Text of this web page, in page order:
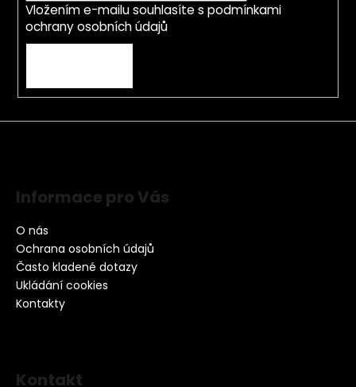
Vložením e-mailu souhlasíte s podmínkami
ochrany osobních údajů
Informace pro Vás
O nás
Ochrana osobních údajů
Často kladené dotazy
Ukládání cookies
Kontakty
Kontakt